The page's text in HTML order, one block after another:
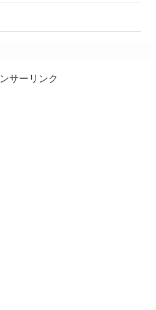
サーリンク